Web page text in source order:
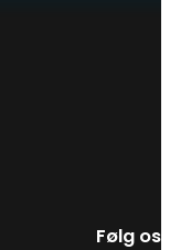
Følg os